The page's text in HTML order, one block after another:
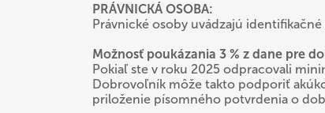
PRÁVNICKÁ OSOBA:
Právnické osoby uvádzajú
Možnosť poukázania 3 % z dane pre
Pokiaľ ste v roku 2025 odpracovali
Dobrovoľník môže takto podporiť
priloženie písomného potvrdenia o